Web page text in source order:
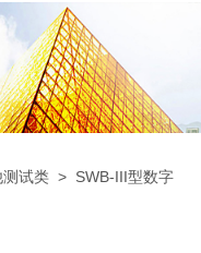
测试类 > SWB-III型数字